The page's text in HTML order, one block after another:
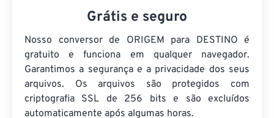
Grátis e seguro
Nosso conversor de ORIGEM para DESTINO é
gratuito e funciona em qualquer navegador.
Garantimos a segurança e a privacidade dos seus
arquivos. Os arquivos são protegidos com
criptografia SSL de 256 bits e são excluídos
automaticamente após algumas horas.